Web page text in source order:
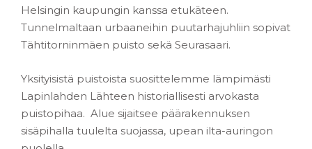
Helsingin kaupungin kanssa etukäteen.
Tunnelmaltaan urbaaneihin puutarhajuhliin sopivat
Tähtitorninmäen puisto sekä Seurasaari.
Yksityisistä puistoista suosittelemme lämpimästi
Lapinlahden Lähteen historiallisesti arvokasta
puistopihaa. Alue sijaitsee päärakennuksen
sisäpihalla tuulelta suojassa, upean ilta-auringon